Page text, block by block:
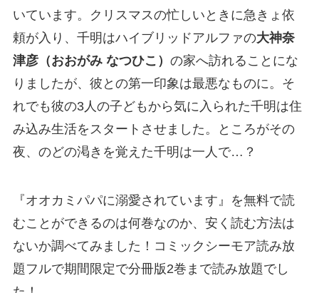
いています。クリスマスの忙しいときに急きょ依
頼が入り、千明はハイブリッドアルファの大神奈
津彦（おおがみ なつひこ） の家へ訪れることにな
りましたが、彼との第一印象は最悪なものに。そ
れでも彼の3人の子どもから気に入られた千明は住
み込み生活をスタートさせました。ところがその
夜、のどの渇きを覚えた千明は一人で…？
『オオカミパパに溺愛されています』を無料で読
むことができるのは何巻なのか、安く読む方法は
ないか調べてみました！コミックシーモア読み放
題フルで期間限定で分冊版2巻まで読み放題でし